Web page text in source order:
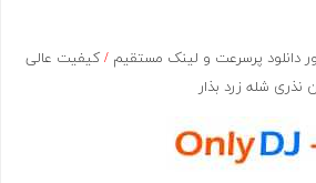
دانلود پرسرعت و لینک مستقیم /کیفیت عالی
شله زرد بذار